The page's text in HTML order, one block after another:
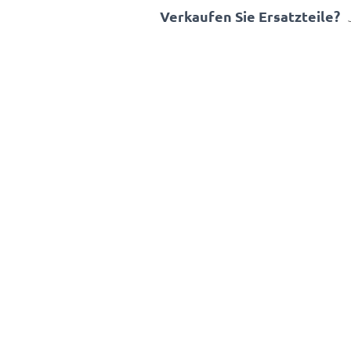
Verkaufen Sie Ersatzteile?